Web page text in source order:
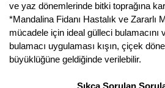
ve yaz dönemlerinde bitki toprağına
*Mandalina Fidanı Hastalık ve Zararlı
mücadele için ideal gülleci bulamacını
bulamacı uygulaması kışın, çiçek
büyüklüğüne geldiğinde verilebilir.
Sıkça Sorulan